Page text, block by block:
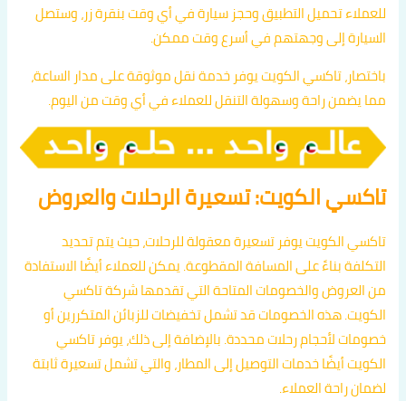
للعملاء تحميل التطبيق وحجز سيارة في أي وقت بنقرة زر، وستصل
السيارة إلى وجهتهم في أسرع وقت ممكن.
باختصار، تاكسي الكويت يوفر خدمة نقل موثوقة على مدار الساعة،
مما يضمن راحة وسهولة التنقل للعملاء في أي وقت من اليوم.
تاكسي الكويت: تسعيرة الرحلات والعروض
تاكسي الكويت يوفر تسعيرة معقولة للرحلات، حيث يتم تحديد
التكلفة بناءً على المسافة المقطوعة. يمكن للعملاء أيضًا الاستفادة
من العروض والخصومات المتاحة التي تقدمها شركة تاكسي
الكويت. هذه الخصومات قد تشمل تخفيضات للزبائن المتكررين أو
خصومات لأحجام رحلات محددة. بالإضافة إلى ذلك، يوفر تاكسي
الكويت أيضًا خدمات التوصيل إلى المطار، والتي تشمل تسعيرة ثابتة
لضمان راحة العملاء.